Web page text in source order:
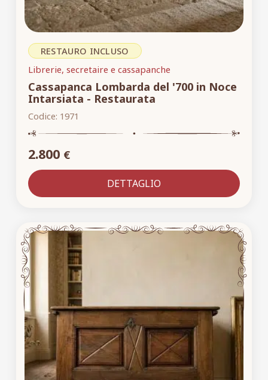
RESTAURO INCLUSO
Librerie, secretaire e cassapanche
Cassapanca Lombarda del '700 in Noce
Intarsiata - Restaurata
Codice: 1971
2.800 €
DETTAGLIO